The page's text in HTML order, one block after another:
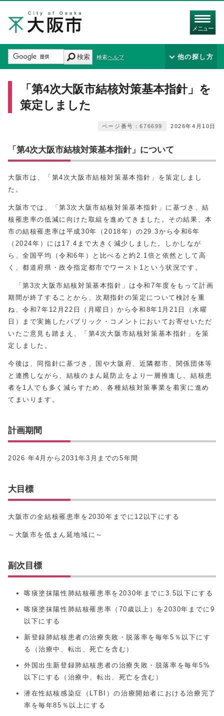
メニュー
検索 検索ヘルプ 他の探し方
「第4次大阪市結核対策基本指針」を
策定しました
2026年4月10日
ページ番号：676699
「第4次大阪市結核対策基本指針」について
大阪市は、「第4次大阪市結核対策基本指針」を策定しまし
た。
大阪市では、「第3次大阪市結核対策基本指針」に基づき、結
核罹患率の低減に向けた取組を進めてきました。その結果、本
市の結核罹患率は平成30年（2018年）の29.3から令和6年
（2024年）には17.4まで大きく減少しました。しかしなが
ら、全国平均（令和6年）と比べると約2.1倍と依然として高
く、都道府県・政令指定都市でワースト1という状況です。
「第3次大阪市結核対策基本指針」は令和7年度をもって計画
期間が終了することから、次期指針の策定について検討を重
ね、令和7年12月22日（月曜日）から令和8年1月21日（水曜
日）まで実施したパブリック・コメントにおいてお寄せいただ
いたご意見も踏まえ、「第4次大阪市結核対策基本指針」を策
定しました。
今後は、同指針に基づき、国や大阪府、近隣都市、関係団体等
と連携しながら、結核のまん延防止をより一層推進し、結核患
者を1人でも多く減らすため、各種結核対策事業を着実に進め
てまいります。
計画期間
2026 年4月から2031年3月までの5年間
大目標
大阪市の全結核罹患率を2030年までに12以下にする
～大阪市を低まん延地域に～
副次目標
喀痰塗抹陽性肺結核罹患率を2030年までに3.5以下にする
喀痰塗抹陽性肺結核罹患率（70歳以上）を2030年までに9
以下にする
新登録肺結核患者の治療失敗・脱落率を毎年5％以下にす
る（治療中、転出、死亡を含む）
外国出生新登録肺結核患者の治療失敗・脱落率を毎年5%
以下にする（治療中、転出、死亡を含む）
潜在性結核感染症（LTBI）の治療開始者における治療完了
率を毎年85％以上にする